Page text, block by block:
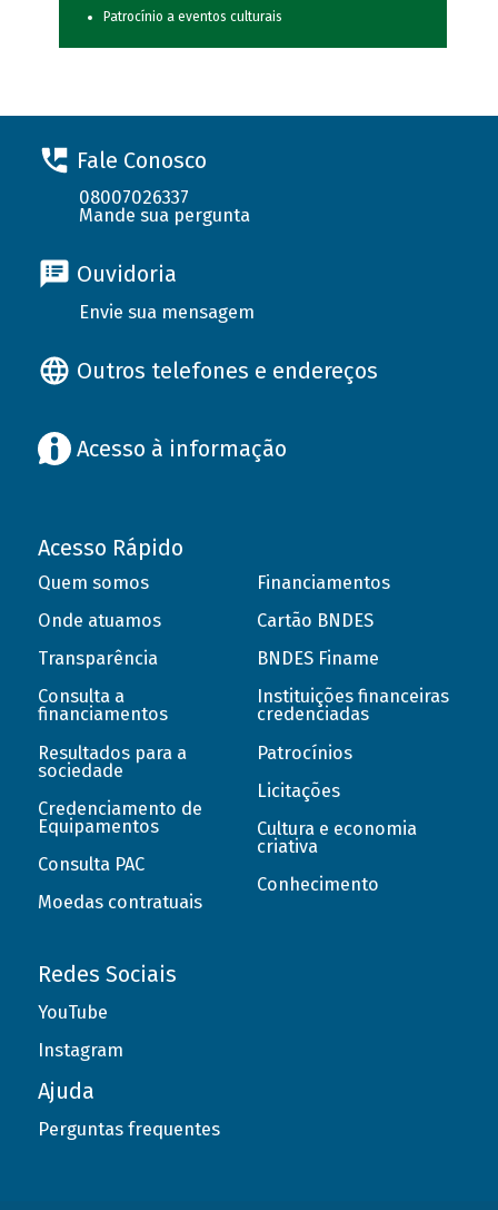
Patrocínio a eventos culturais
Fale Conosco
08007026337
Mande sua pergunta
Ouvidoria
Envie sua mensagem
Outros telefones e endereços
Acesso à informação
Acesso Rápido
Quem somos
Onde atuamos
Transparência
Consulta a
financiamentos
Resultados para a
sociedade
Credenciamento de
Equipamentos
Consulta PAC
Moedas contratuais
Financiamentos
Cartão BNDES
BNDES Finame
Instituições financeiras
credenciadas
Patrocínios
Licitações
Cultura e economia
criativa
Conhecimento
Redes Sociais
YouTube
Instagram
Ajuda
Perguntas frequentes